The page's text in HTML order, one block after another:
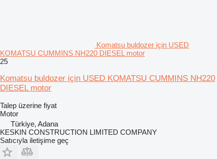
Komatsu buldozer için USED
KOMATSU CUMMINS NH220 DIESEL motor
25
Komatsu buldozer için USED KOMATSU CUMMINS NH220
DIESEL motor
Talep üzerine fiyat
Motor
Türkiye, Adana
KESKIN CONSTRUCTION LIMITED COMPANY
Satıcıyla iletişime geç